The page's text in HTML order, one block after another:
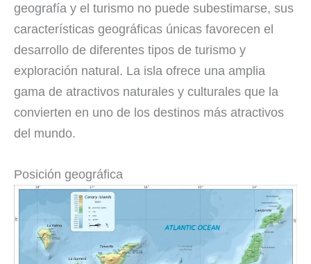
geografía y el turismo no puede subestimarse, sus
características geográficas únicas favorecen el
desarrollo de diferentes tipos de turismo y
exploración natural. La isla ofrece una amplia
gama de atractivos naturales y culturales que la
convierten en uno de los destinos más atractivos
del mundo.
Posición geográfica